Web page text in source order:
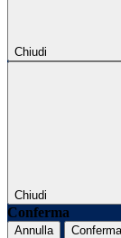
Chiudi
Chiudi
Conferma
Annulla Conferma